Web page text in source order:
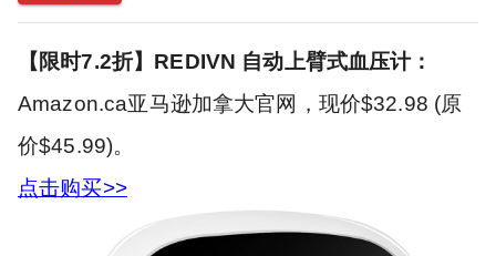
【限时7.2折】REDIVN 自动上臂式血压计：
Amazon.ca亚马逊加拿大官网，现价$32.98 (原
价$45.99)。
点击购买>>